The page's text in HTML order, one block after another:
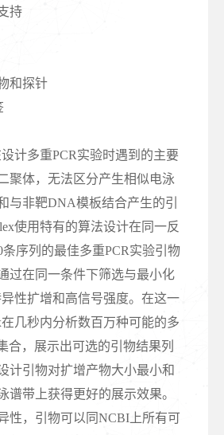
持
和探针
设计多重PCR实验时遇到的主要
聚体，无法区分产生相似电泳
与非靶DNA模板结合产生的引
使用特有的算法设计在同一反
条序列的最佳多重PCR实验引物
过在同一条件下筛选与最小化
性扩增和高信号强度。在这一
在几秒内分析数百万种可能的多
合，展示出可选的引物结果列
计引物对扩增产物大小最小和
谱带上获得更好的展示效果。
性，引物可以同NCBI上所有可